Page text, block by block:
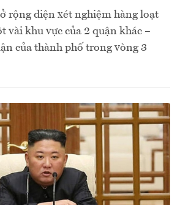
rộng diện xét nghiệm hàng loạt
vài khu vực của 2 quận khác –
của thành phố trong vòng 3